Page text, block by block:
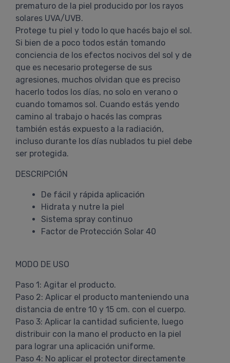
prematuro de la piel producido por los rayos
solares UVA/UVB.
Protege tu piel y todo lo que hacés bajo el sol.
Si bien de a poco todos están tomando
conciencia de los efectos nocivos del sol y de
que es necesario protegerse de sus
agresiones, muchos olvidan que es preciso
hacerlo todos los días, no solo en verano o
cuando tomamos sol. Cuando estás yendo
camino al trabajo o hacés las compras
también estás expuesto a la radiación,
incluso durante los días nublados tu piel debe
ser protegida.
DESCRIPCIÓN
De fácil y rápida aplicación
Hidrata y nutre la piel
Sistema spray continuo
Factor de Protección Solar 40
MODO DE USO
Paso 1: Agitar el producto.
Paso 2: Aplicar el producto manteniendo una
distancia de entre 10 y 15 cm. con el cuerpo.
Paso 3: Aplicar la cantidad suficiente, luego
distribuir con la mano el producto en la piel
para lograr una aplicación uniforme.
Paso 4: No aplicar el protector directamente